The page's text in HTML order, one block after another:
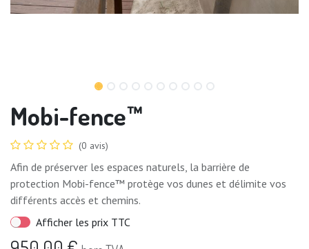
Mobi-fence™
(0 avis)
Afin de préserver les espaces naturels, la barrière de
protection Mobi-fence™ protège vos dunes et délimite vos
différents accès et chemins.
Afficher les prix TTC